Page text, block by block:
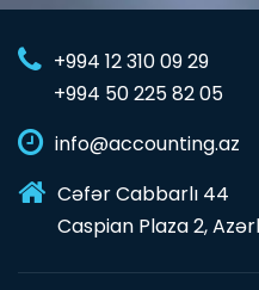
+994 12 310 09 29
+994 50 225 82 05
info@accounting.az
Cəfər Cabbarlı 44
Caspian Plaza 2,